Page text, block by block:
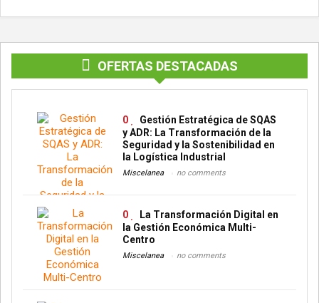
OFERTAS DESTACADAS
0
Gestión Estratégica de SQAS
y ADR: La Transformación de la
Seguridad y la Sostenibilidad en
la Logística Industrial
Miscelanea no comments
0
La Transformación Digital en
la Gestión Económica Multi-
Centro
Miscelanea no comments